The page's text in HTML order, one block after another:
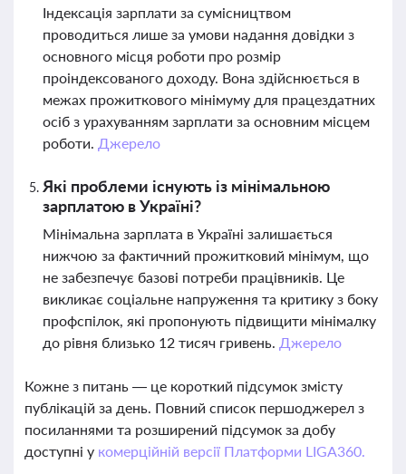
Індексація зарплати за сумісництвом
проводиться лише за умови надання довідки з
основного місця роботи про розмір
проіндексованого доходу. Вона здійснюється в
межах прожиткового мінімуму для працездатних
осіб з урахуванням зарплати за основним місцем
роботи. Джерело
Які проблеми існують із мінімальною
зарплатою в Україні?
Мінімальна зарплата в Україні залишається
нижчою за фактичний прожитковий мінімум, що
не забезпечує базові потреби працівників. Це
викликає соціальне напруження та критику з боку
профспілок, які пропонують підвищити мінімалку
до рівня близько 12 тисяч гривень. Джерело
Кожне з питань — це короткий підсумок змісту
публікацій за день. Повний список першоджерел з
посиланнями та розширений підсумок за добу
доступні у комерційній версії Платформи LIGA360.